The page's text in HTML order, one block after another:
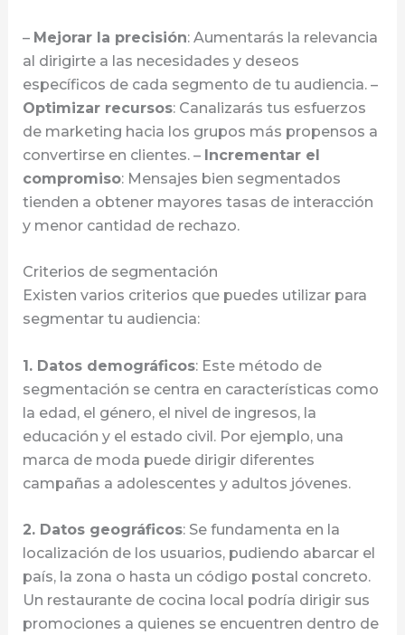
– Mejorar la precisión: Aumentarás la relevancia
al dirigirte a las necesidades y deseos
específicos de cada segmento de tu audiencia. –
Optimizar recursos: Canalizarás tus esfuerzos
de marketing hacia los grupos más propensos a
convertirse en clientes. – Incrementar el
compromiso: Mensajes bien segmentados
tienden a obtener mayores tasas de interacción
y menor cantidad de rechazo.
Criterios de segmentación
Existen varios criterios que puedes utilizar para
segmentar tu audiencia:
1. Datos demográficos: Este método de
segmentación se centra en características como
la edad, el género, el nivel de ingresos, la
educación y el estado civil. Por ejemplo, una
marca de moda puede dirigir diferentes
campañas a adolescentes y adultos jóvenes.
2. Datos geográficos: Se fundamenta en la
localización de los usuarios, pudiendo abarcar el
país, la zona o hasta un código postal concreto.
Un restaurante de cocina local podría dirigir sus
promociones a quienes se encuentren dentro de